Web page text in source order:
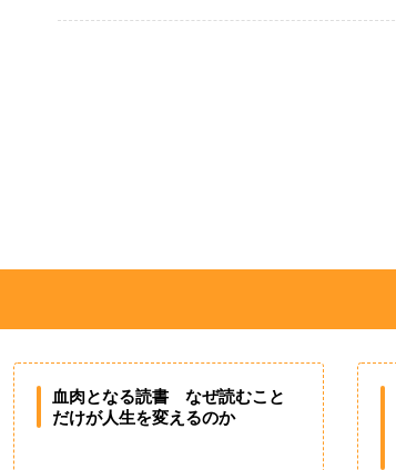
血肉となる読書 なぜ読むこと
だけが人生を変えるのか